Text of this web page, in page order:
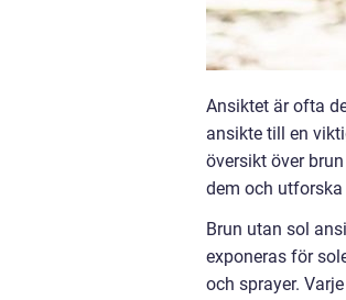
Ansiktet är ofta
ansikte till en
översikt över
dem och utforska
Brun utan sol
exponeras för
och sprayer.